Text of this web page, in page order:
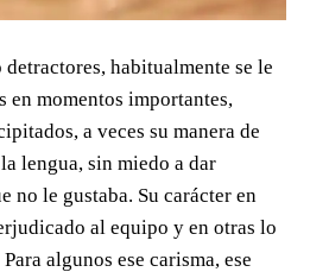
detractores, habitualmente se le
en momentos importantes,
a veces su manera de
lengua, sin miedo a dar
no le gustaba. Su carácter en
al equipo y en otras lo
algunos ese carisma, ese